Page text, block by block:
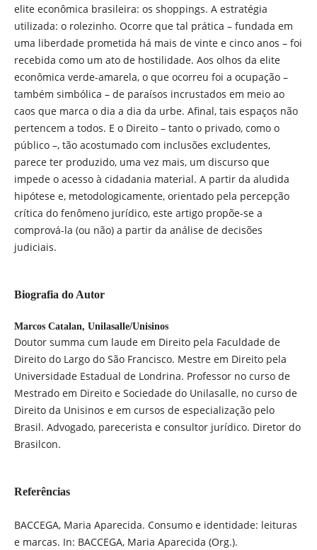
elite econômica brasileira: os shoppings. A estratégia
utilizada: o rolezinho. Ocorre que tal prática – fundada em
uma liberdade prometida há mais de vinte e cinco anos – foi
recebida como um ato de hostilidade. Aos olhos da elite
econômica verde-amarela, o que ocorreu foi a ocupação –
também simbólica – de paraísos incrustados em meio ao
caos que marca o dia a dia da urbe. Afinal, tais espaços não
pertencem a todos. E o Direito – tanto o privado, como o
público –, tão acostumado com inclusões excludentes,
parece ter produzido, uma vez mais, um discurso que
impede o acesso à cidadania material. A partir da aludida
hipótese e, metodologicamente, orientado pela percepção
crítica do fenômeno jurídico, este artigo propõe-se a
comprová-la (ou não) a partir da análise de decisões
judiciais.
Biografia do Autor
Marcos Catalan, Unilasalle/Unisinos
Doutor summa cum laude em Direito pela Faculdade de
Direito do Largo do São Francisco. Mestre em Direito pela
Universidade Estadual de Londrina. Professor no curso de
Mestrado em Direito e Sociedade do Unilasalle, no curso de
Direito da Unisinos e em cursos de especialização pelo
Brasil. Advogado, parecerista e consultor jurídico. Diretor do
Brasilcon.
Referências
BACCEGA, Maria Aparecida. Consumo e identidade: leituras
e marcas. In: BACCEGA, Maria Aparecida (Org.).